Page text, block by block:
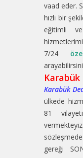
vaad eder.
hızlı bir
eğitimli
7/24
Karabük
ülkede
81
gereği